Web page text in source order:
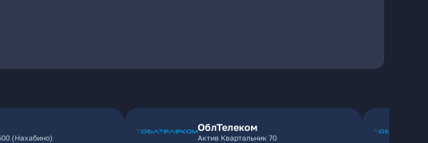
(Нахабино)
ОблТелеком
Актив Квартальник 70